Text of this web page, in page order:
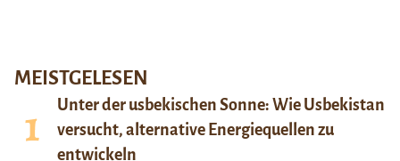
MEISTGELESEN
Unter der usbekischen Sonne: Wie Usbekistan
versucht, alternative Energiequellen zu
entwickeln